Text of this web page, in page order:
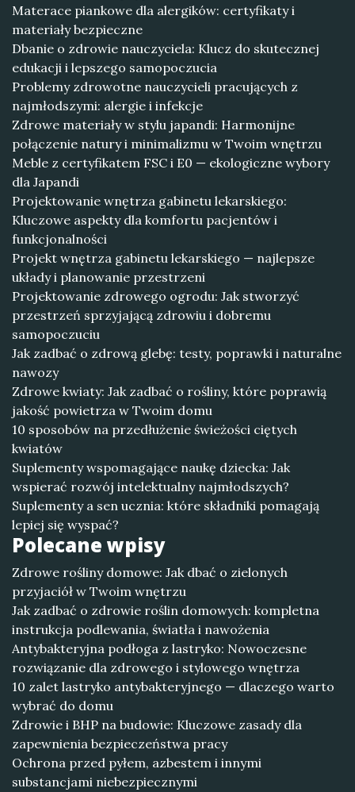
Materace piankowe dla alergików: certyfikaty i
materiały bezpieczne
Dbanie o zdrowie nauczyciela: Klucz do skutecznej
edukacji i lepszego samopoczucia
Problemy zdrowotne nauczycieli pracujących z
najmłodszymi: alergie i infekcje
Zdrowe materiały w stylu japandi: Harmonijne
połączenie natury i minimalizmu w Twoim wnętrzu
Meble z certyfikatem FSC i E0 — ekologiczne wybory
dla Japandi
Projektowanie wnętrza gabinetu lekarskiego:
Kluczowe aspekty dla komfortu pacjentów i
funkcjonalności
Projekt wnętrza gabinetu lekarskiego — najlepsze
układy i planowanie przestrzeni
Projektowanie zdrowego ogrodu: Jak stworzyć
przestrzeń sprzyjającą zdrowiu i dobremu
samopoczuciu
Jak zadbać o zdrową glebę: testy, poprawki i naturalne
nawozy
Zdrowe kwiaty: Jak zadbać o rośliny, które poprawią
jakość powietrza w Twoim domu
10 sposobów na przedłużenie świeżości ciętych
kwiatów
Suplementy wspomagające naukę dziecka: Jak
wspierać rozwój intelektualny najmłodszych?
Suplementy a sen ucznia: które składniki pomagają
lepiej się wyspać?
Polecane wpisy
Zdrowe rośliny domowe: Jak dbać o zielonych
przyjaciół w Twoim wnętrzu
Jak zadbać o zdrowie roślin domowych: kompletna
instrukcja podlewania, światła i nawożenia
Antybakteryjna podłoga z lastryko: Nowoczesne
rozwiązanie dla zdrowego i stylowego wnętrza
10 zalet lastryko antybakteryjnego — dlaczego warto
wybrać do domu
Zdrowie i BHP na budowie: Kluczowe zasady dla
zapewnienia bezpieczeństwa pracy
Ochrona przed pyłem, azbestem i innymi
substancjami niebezpiecznymi